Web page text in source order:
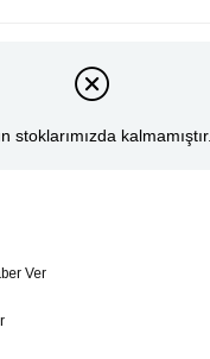
stoklarımızda kalmamıştır.
Ver